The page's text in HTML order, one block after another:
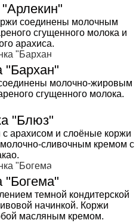
соединены молочным
сгущенного молока и
арахиса.
"Бархан"
молочно-жировым
сгущенного молока.
"Блюз"
арахисом и слоёные коржи
сливочным кремом с
"Богема"
темной кондитерской
начинкой. Коржи
масляным кремом.